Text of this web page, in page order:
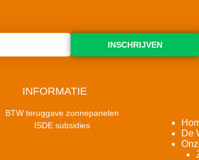
INSCHRIJVEN
INFORMATIE
BTW teruggave zonnepanelen
ISDE subsidies
De